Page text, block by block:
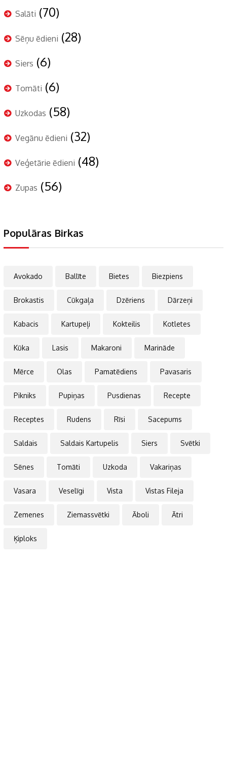
Salāti (70)
Sēņu ēdieni (28)
Siers (6)
Tomāti (6)
Uzkodas (58)
Vegānu ēdieni (32)
Veģetārie ēdieni (48)
Zupas (56)
Populāras Birkas
Avokado Ballīte Bietes Biezpiens
Brokastis Cūkgaļa Dzēriens Dārzeņi
Kabacis Kartupeļi Kokteilis Kotletes
Kūka Lasis Makaroni Marināde
Mērce Olas Pamatēdiens Pavasaris
Pikniks Pupiņas Pusdienas Recepte
Receptes Rudens Rīsi Sacepums
Saldais Saldais Kartupelis Siers Svētki
Sēnes Tomāti Uzkoda Vakariņas
Vasara Veselīgi Vista Vistas Fileja
Zemenes Ziemassvētki Āboli Ātri
Ķiploks